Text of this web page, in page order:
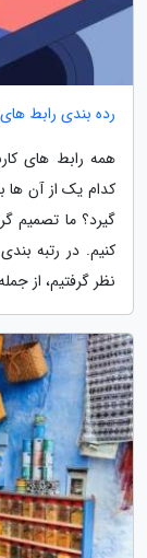
رده بندی رابط های
همه رابط های
کدام یک از آن ها
گیرد؟ ما تصمیم
کنیم. در رتبه
نظر گرفتیم، از